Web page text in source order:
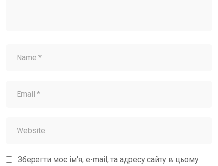
Зберегти моє ім'я, e-mail, та адресу сайту в цьому